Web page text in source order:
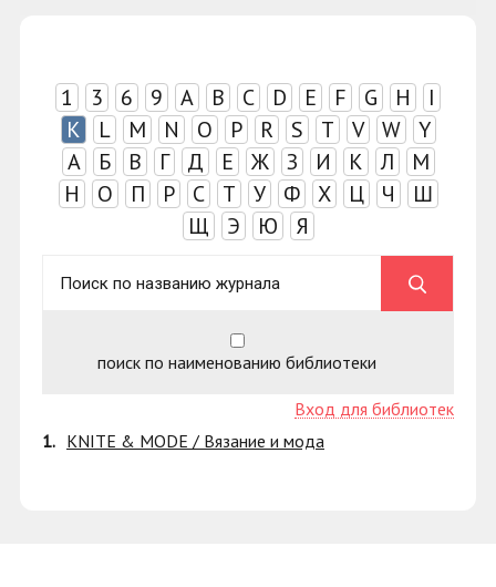
1 3 6 9 A B C D E F G H
I
K
L M N O P R S T V W
Y
А
Б В Г Д Е Ж З И К Л
М
Н
О П Р С Т У Ф Х Ц Ч
Ш
Щ
Э Ю Я
поиск по наименованию библиотеки
Вход для библиотек
1. KNITE & MODE / Вязание и мода